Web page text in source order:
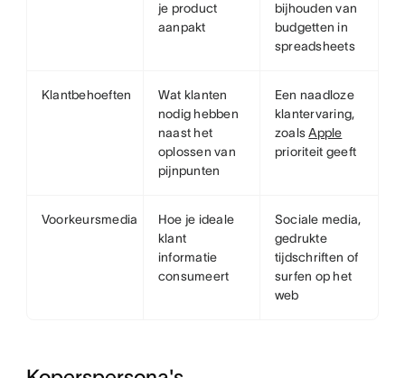
je product
aanpakt
bijhouden van
budgetten in
spreadsheets
Klantbehoeften
Wat klanten
nodig hebben
naast het
oplossen van
pijnpunten
Een naadloze
klantervaring,
zoalsApple
prioriteit geeft
Voorkeursmedia
Hoe je ideale
klant
informatie
consumeert
Sociale media,
gedrukte
tijdschriften of
surfen op het
web